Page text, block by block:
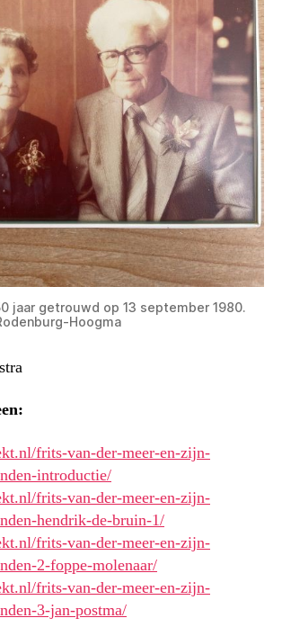
jaar getrouwd op 13 september 1980.
Hoogma
frits-van-der-meer-en-zijn-
introductie/
frits-van-der-meer-en-zijn-
hendrik-de-bruin-1/
frits-van-der-meer-en-zijn-
2-foppe-molenaar/
frits-van-der-meer-en-zijn-
3-jan-postma/